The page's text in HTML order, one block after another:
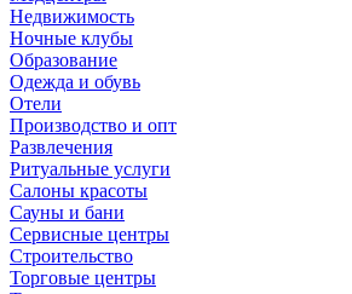
Недвижимость
Ночные клубы
Образование
Одежда и обувь
Отели
Производство и опт
Развлечения
Ритуальные услуги
Салоны красоты
Сауны и бани
Сервисные центры
Строительство
Торговые центры